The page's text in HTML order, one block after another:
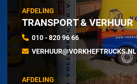
AFDELING
TRANSPORT & VERHUUR
010 - 820 96 66
VERHUUR@VORKHEFTRUCKS.NL
AFDELING